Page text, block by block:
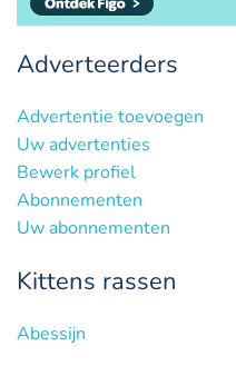
Adverteerders
Advertentie toevoegen
Uw advertenties
Bewerk profiel
Abonnementen
Uw abonnementen
Kittens rassen
Abessijn